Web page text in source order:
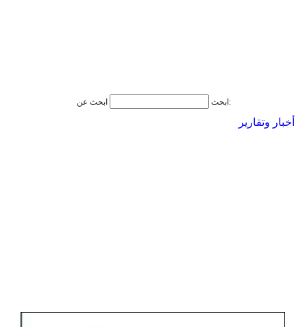
ابحث ابحث عن:
أخبار وتقارير